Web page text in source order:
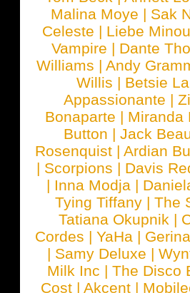
Malina Moye | Sak
Celeste | Liebe Minou
Vampire | Dante
Williams | Andy
Willis | Betsie
Appassionante |
Bonaparte | Miranda
Button | Jack
Rosenquist |Ardian
| Scorpions | Davis
| Inna Modja |
Tying Tiffany |The
Tatiana Okupnik |
Cordes |YaHa |
| Samy Deluxe |
Milk Inc |The Disco
Cost |Akcent |